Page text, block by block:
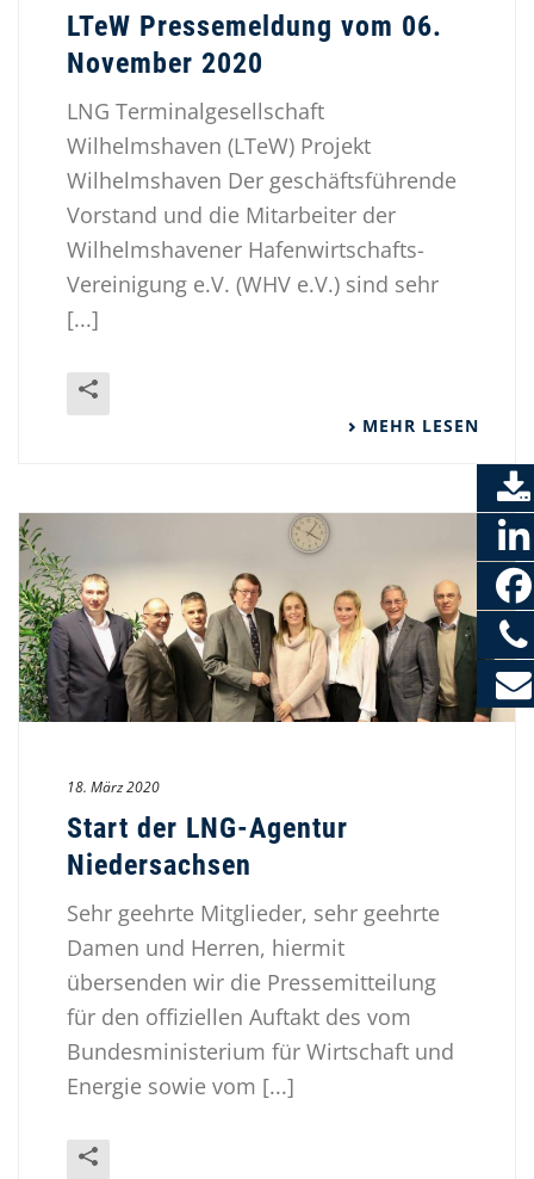
LTeW Pressemeldung vom 06.
November 2020
LNG Terminalgesellschaft
Wilhelmshaven (LTeW) Projekt
Wilhelmshaven Der geschäftsführende
Vorstand und die Mitarbeiter der
Wilhelmshavener Hafenwirtschafts-
Vereinigung e.V. (WHV e.V.) sind sehr
[...]
MEHR LESEN
18. März 2020
Start der LNG-Agentur
Niedersachsen
Sehr geehrte Mitglieder, sehr geehrte
Damen und Herren, hiermit
übersenden wir die Pressemitteilung
für den offiziellen Auftakt des vom
Bundesministerium für Wirtschaft und
Energie sowie vom [...]